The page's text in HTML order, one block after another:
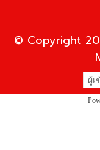
© Copyright
ผู้